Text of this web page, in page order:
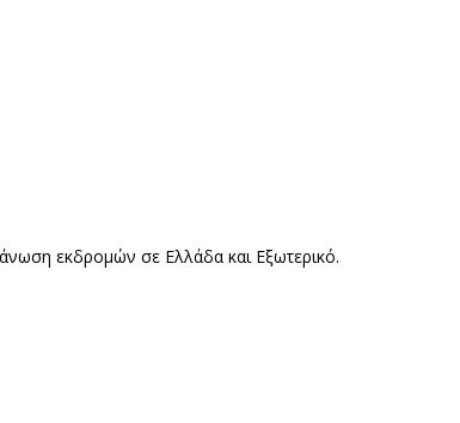
εκδρομών σε Ελλάδα και Εξωτερικό.